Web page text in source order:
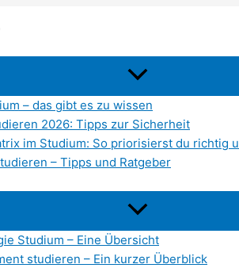
– das gibt es zu wissen
2026: Tipps zur Sicherheit
im Studium: So priorisierst du richtig
– Tipps und Ratgeber
Studium – Eine Übersicht
studieren – Ein kurzer Überblick